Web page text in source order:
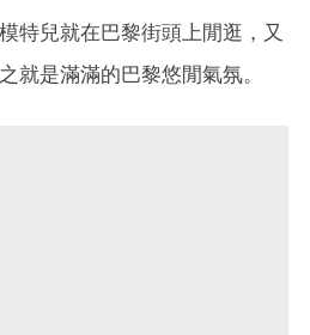
特兒就在巴黎街頭上閒逛，又
就是滿滿的巴黎悠閒氣氛。